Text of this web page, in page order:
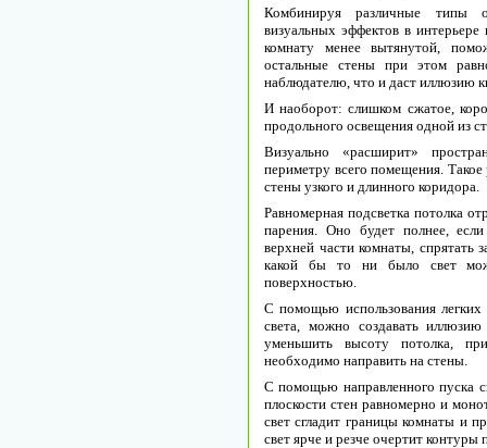
Комбинируя различные типы
визуальных эффектов в
комнату менее вытянутой,
остальные стены при этом
наблюдателю, что и даст иллюзию
И наоборот: слишком сжатое,
продольного освещения одной из
Визуально «расширит»
периметру всего помещения. Такое
стены узкого и длинного коридора.
Равномерная подсветка потолка
парения. Оно будет полнее,
верхней части комнаты, спрятать
какой бы то ни было свет
поверхностью.
С помощью использования легких
света, можно создавать
уменьшить высоту потолка,
необходимо направить на стены.
С помощью направленного пуска
плоскости стен равномерно и
свет сгладит границы комнаты и
свет ярче и резче очертит контуры